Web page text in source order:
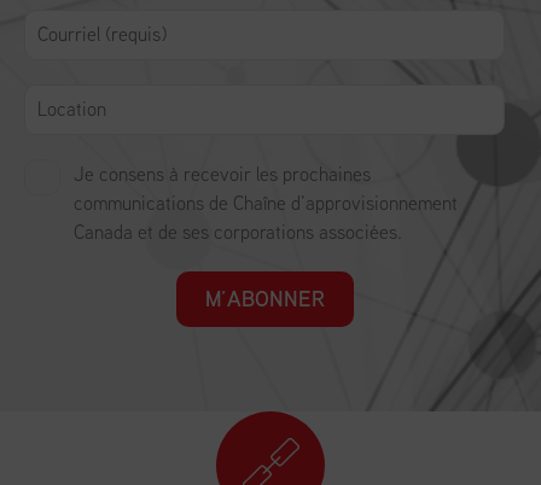
Je consens à recevoir les prochaines
communications de Chaîne d’approvisionnement
Canada et de ses corporations associées.
M’ABONNER